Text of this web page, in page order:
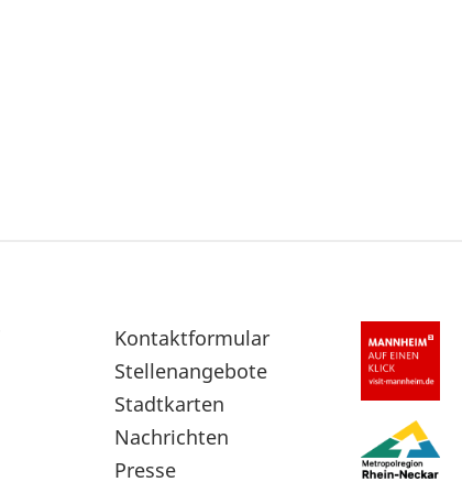
Sekundärnavigation
im
Fußbereich
Kontaktformular
Stellenangebote
Stadtkarten
Nachrichten
Presse